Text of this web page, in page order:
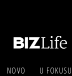
NOVO U FOKUSU